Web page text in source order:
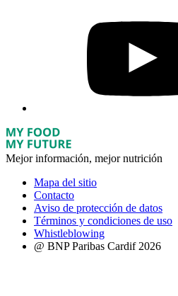
Mejor información, mejor nutrición
Mapa del sitio
Contacto
Aviso de protección de datos
Términos y condiciones de uso
Whistleblowing
@ BNP Paribas Cardif 2026